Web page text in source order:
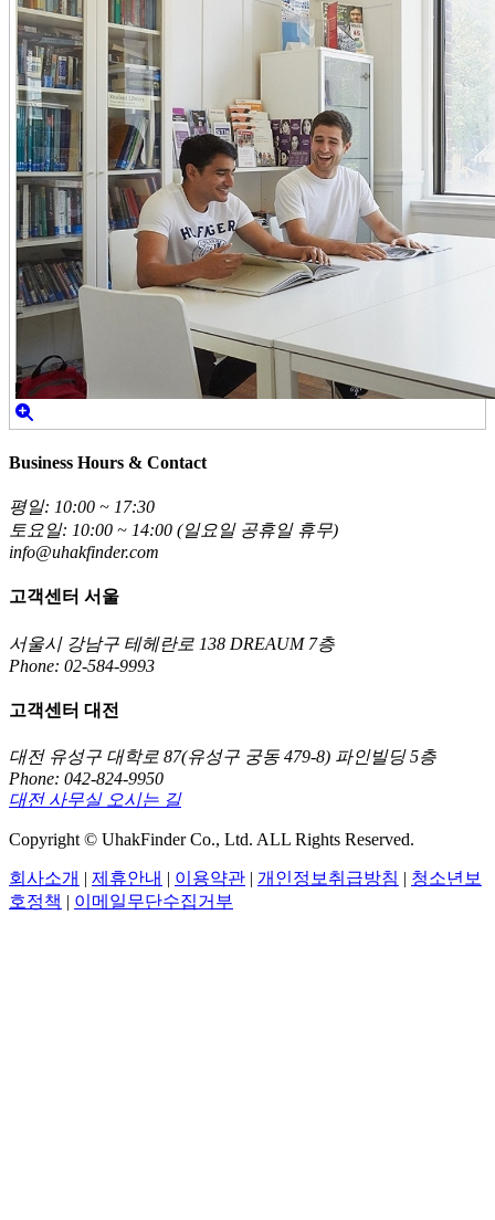
Business Hours & Contact
평일: 10:00 ~ 17:30
토요일: 10:00 ~ 14:00 (일요일 공휴일 휴무)
info@uhakfinder.com
고객센터 서울
서울시 강남구 테헤란로 138 DREAUM 7층
Phone: 02-584-9993
고객센터 대전
대전 유성구 대학로 87(유성구 궁동 479-8) 파인빌딩 5층
Phone: 042-824-9950
대전 사무실 오시는 길
Copyright © UhakFinder Co., Ltd. ALL Rights Reserved.
회사소개 | 제휴안내 | 이용약관 | 개인정보취급방침 | 청소년보
호정책 | 이메일무단수집거부